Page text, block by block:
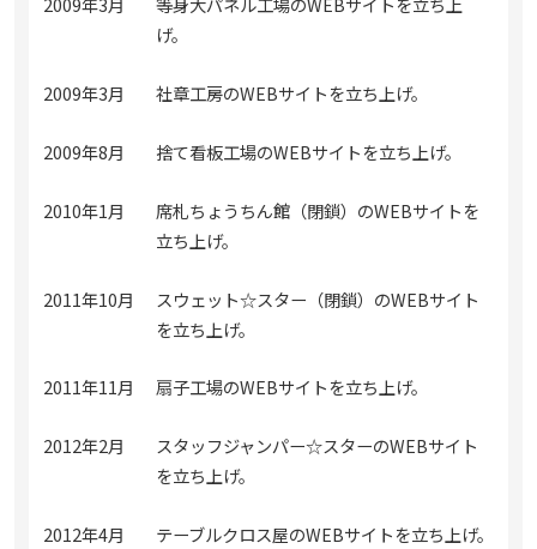
げ。
2009年3月 社章工房のWEBサイトを立ち上げ。
2009年8月 捨て看板工場のWEBサイトを立ち上げ。
2010年1月
席札ちょうちん館（閉鎖）のWEBサイトを
立ち上げ。
2011年10月
スウェット☆スター（閉鎖）のWEBサイト
を立ち上げ。
2011年11月 扇子工場のWEBサイトを立ち上げ。
2012年2月
スタッフジャンパー☆スターのWEBサイト
を立ち上げ。
2012年4月 テーブルクロス屋のWEBサイトを立ち上げ。